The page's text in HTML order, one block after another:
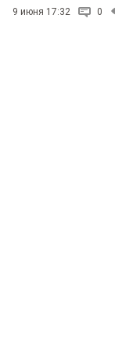
9 июня 17:32 0